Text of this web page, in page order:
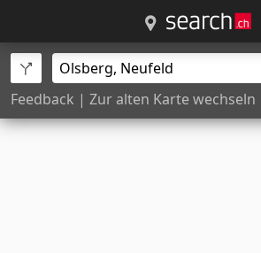
Feedback | Zur alten Karte wechseln